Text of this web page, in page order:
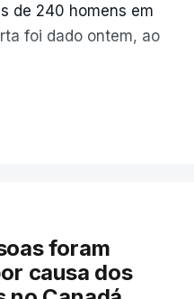
de 240 homens em
foi dado ontem, ao
foram
causa dos